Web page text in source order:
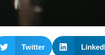
Twitter